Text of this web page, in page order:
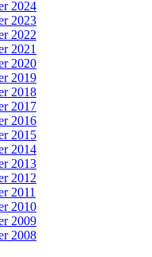
2024
2023
2022
2021
2020
2019
2018
2017
2016
2015
2014
2013
2012
2011
2010
2009
2008